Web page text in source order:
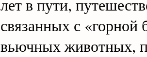
лет в пути,
связанных с
вьючных животных,